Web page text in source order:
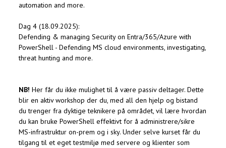
automation and more.
Dag 4 (18.09.2025):
Defending & managing Security on Entra/365/Azure with
PowerShell - Defending MS cloud environments, investigating,
threat hunting and more.
NB! Her får du ikke mulighet til å være passiv deltager. Dette
blir en aktiv workshop der du, med all den hjelp og bistand
du trenger fra dyktige teknikere på området, vil lære hvordan
du kan bruke PowerShell effektivt for å administrere/sikre
MS-infrastruktur on-prem og i sky. Under selve kurset får du
tilgang til et eget testmiljø med servere og klienter som